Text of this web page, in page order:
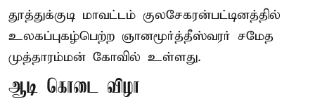
தூத்துக்குடி மாவட்டம் குலசேகரன்பட்டினத்தில்
உலகப்புகழ்பெற்ற ஞானமூர்த்தீஸ்வரர் சமேத
முத்தாரம்மன் கோவில் உள்ளது.
ஆடி கொடை விழா